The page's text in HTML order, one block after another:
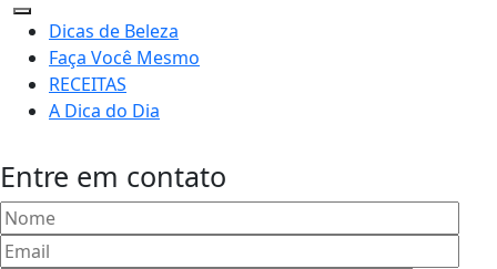
Dicas de Beleza
Faça Você Mesmo
RECEITAS
A Dica do Dia
Entre em contato